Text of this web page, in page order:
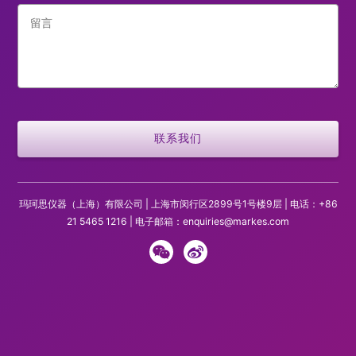
玛珂思仪器（上海）有限公司 | 上海市闵行区2899号1号楼9层 | 电话：+86
21 5465 1216 | 电子邮箱： enquiries@markes.com